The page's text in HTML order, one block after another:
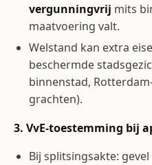
vergunningvrij mits
maatvoering valt.
Welstand kan extra
beschermde
binnenstad,
grachten).
3. VvE-toestemming bij
Bij splitsingsakte: